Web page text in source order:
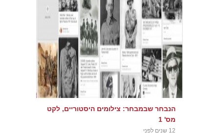
הנבחר שבמבחר: צילומים היסטוריים, לקט
מס' 1
12 שנים לפני